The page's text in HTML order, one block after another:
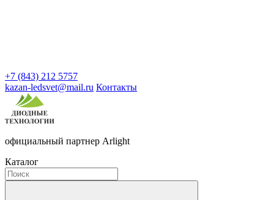
+7 (843) 212 5757
kazan-ledsvet@mail.ru Контакты
официальный партнер Arlight
Каталог